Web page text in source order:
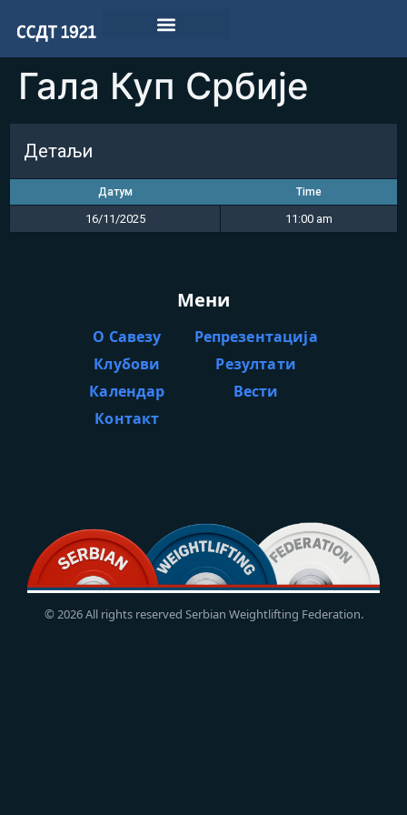
Гала Куп Србије
Детаљи
Датум Time
16/11/2025 11:00 am
Мени
О Савезу
Репрезентација
Клубови
Резултати
Календар
Вести
Контакт
© 2026 All rights reserved Serbian Weightlifting Federation.